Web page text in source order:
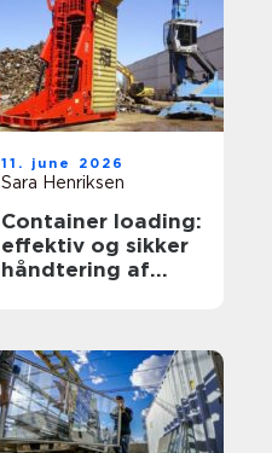
11. june 2026
Sara Henriksen
Container loading:
effektiv og sikker
håndtering af